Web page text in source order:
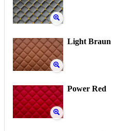
Light Braun
Power Red